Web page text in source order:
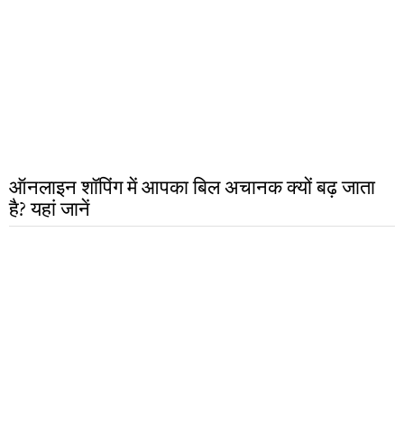
ऑनलाइन शॉपिंग में आपका बिल अचानक क्यों बढ़ जाता
है? यहां जानें